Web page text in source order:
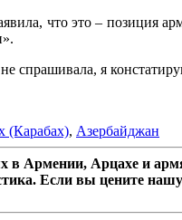
что это – позиция
спрашивала, я
(Карабах), Азербайджан
в Армении, Арцахе и
Если вы цените